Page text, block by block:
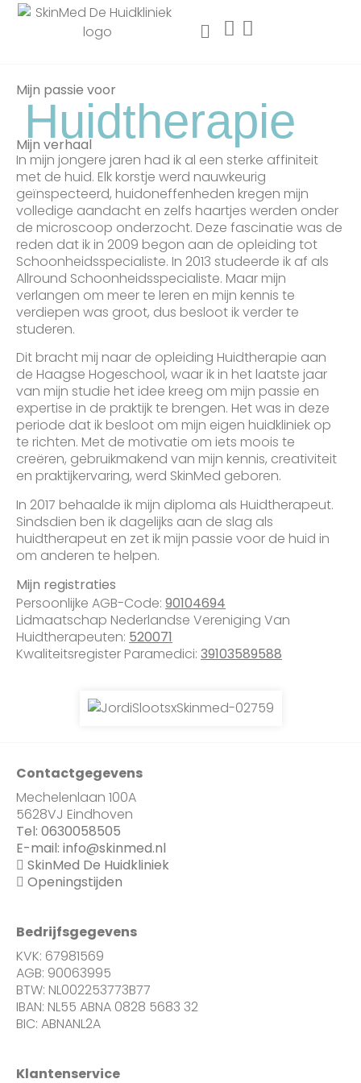
Mijn passie voor
Huidtherapie
Mijn verhaal
In mijn jongere jaren had ik al een sterke affiniteit
met de huid. Elk korstje werd nauwkeurig
geïnspecteerd, huidoneffenheden kregen mijn
volledige aandacht en zelfs haartjes werden onder
de microscoop onderzocht. Deze fascinatie was de
reden dat ik in 2009 begon aan de opleiding tot
Schoonheidsspecialiste. In 2013 studeerde ik af als
Allround Schoonheidsspecialiste. Maar mijn
verlangen om meer te leren en mijn kennis te
verdiepen was groot, dus besloot ik verder te
studeren.
Dit bracht mij naar de opleiding Huidtherapie aan
de Haagse Hogeschool, waar ik in het laatste jaar
van mijn studie het idee kreeg om mijn passie en
expertise in de praktijk te brengen. Het was in deze
periode dat ik besloot om mijn eigen huidkliniek op
te richten. Met de motivatie om iets moois te
creëren, gebruikmakend van mijn kennis, creativiteit
en praktijkervaring, werd SkinMed geboren.
In 2017 behaalde ik mijn diploma als Huidtherapeut.
Sindsdien ben ik dagelijks aan de slag als
huidtherapeut en zet ik mijn passie voor de huid in
om anderen te helpen.
Mijn registraties
Persoonlijke AGB-Code: 90104694
Lidmaatschap Nederlandse Vereniging Van
Huidtherapeuten: 520071
Kwaliteitsregister Paramedici: 39103589588
Contactgegevens
Mechelenlaan 100A
5628VJ Eindhoven
Tel: 0630058505
E-mail: info@skinmed.nl
SkinMed De Huidkliniek
Openingstijden
Bedrijfsgegevens
KVK: 67981569
AGB: 90063995
BTW: NL002253773B77
IBAN: NL55 ABNA 0828 5683 32
BIC: ABNANL2A
Klantenservice